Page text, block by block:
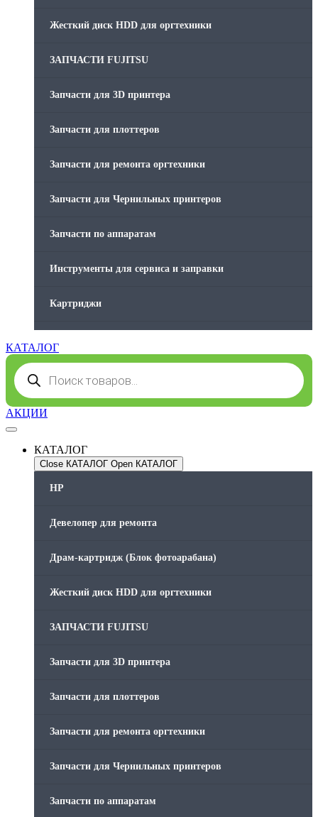
Жесткий диск HDD для оргтехники
ЗАПЧАСТИ FUJITSU
Запчасти для 3D принтера
Запчасти для плоттеров
Запчасти для ремонта оргтехники
Запчасти для Чернильных принтеров
Запчасти по аппаратам
Инструменты для сервиса и заправки
Картриджи
Память для принтера
КАТАЛОГ
Поиск
товаров
АКЦИИ
КАТАЛОГ
Close КАТАЛОГ Open КАТАЛОГ
HP
Девелопер для ремонта
Драм-картридж (Блок фотоарабана)
Жесткий диск HDD для оргтехники
ЗАПЧАСТИ FUJITSU
Запчасти для 3D принтера
Запчасти для плоттеров
Запчасти для ремонта оргтехники
Запчасти для Чернильных принтеров
Запчасти по аппаратам